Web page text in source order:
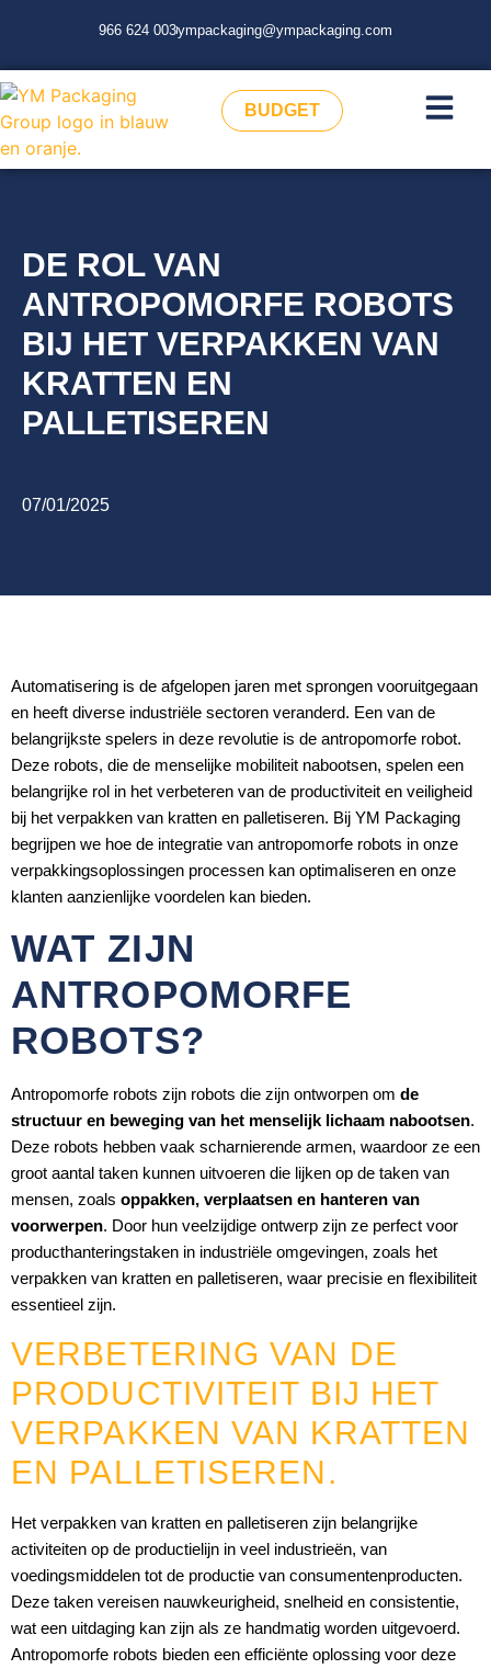
966 624 003ympackaging@ympackaging.com
BUDGET
DE ROL VAN
ANTROPOMORFE ROBOTS
BIJ HET VERPAKKEN VAN
KRATTEN EN
PALLETISEREN
07/01/2025
Automatisering is de afgelopen jaren met sprongen vooruitgegaan
en heeft diverse industriële sectoren veranderd. Een van de
belangrijkste spelers in deze revolutie is de antropomorfe robot.
Deze robots, die de menselijke mobiliteit nabootsen, spelen een
belangrijke rol in het verbeteren van de productiviteit en veiligheid
bij het verpakken van kratten en palletiseren. Bij YM Packaging
begrijpen we hoe de integratie van antropomorfe robots in onze
verpakkingsoplossingen processen kan optimaliseren en onze
klanten aanzienlijke voordelen kan bieden.
WAT ZIJN
ANTROPOMORFE
ROBOTS?
Antropomorfe robots zijn robots die zijn ontworpen om de
structuur en beweging van het menselijk lichaam nabootsen.
Deze robots hebben vaak scharnierende armen, waardoor ze een
groot aantal taken kunnen uitvoeren die lijken op de taken van
mensen, zoals oppakken, verplaatsen en hanteren van
voorwerpen. Door hun veelzijdige ontwerp zijn ze perfect voor
producthanteringstaken in industriële omgevingen, zoals het
verpakken van kratten en palletiseren, waar precisie en flexibiliteit
essentieel zijn.
VERBETERING VAN DE
PRODUCTIVITEIT BIJ HET
VERPAKKEN VAN KRATTEN
EN PALLETISEREN.
Het verpakken van kratten en palletiseren zijn belangrijke
activiteiten op de productielijn in veel industrieën, van
voedingsmiddelen tot de productie van consumentenproducten.
Deze taken vereisen nauwkeurigheid, snelheid en consistentie,
wat een uitdaging kan zijn als ze handmatig worden uitgevoerd.
Antropomorfe robots bieden een efficiënte oplossing voor deze